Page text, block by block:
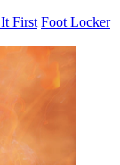
First Foot Locker